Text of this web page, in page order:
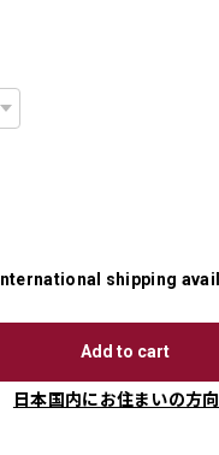
International shipping
Add to cart
日本国内にお住まいの方